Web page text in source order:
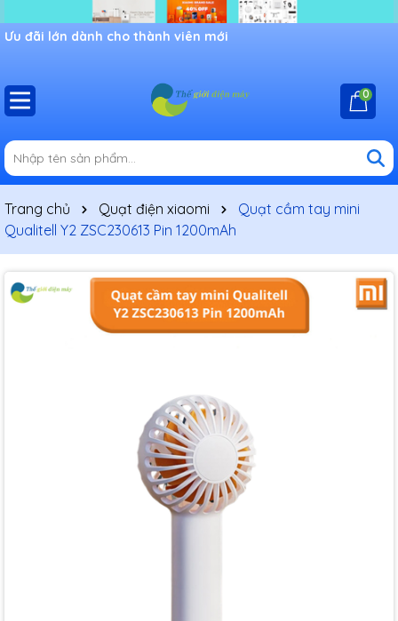
Ưu đãi lớn dành cho thành viên mới
0
Trang chủ Quạt điện xiaomi
Quạt cầm tay mini
Qualitell Y2 ZSC230613 Pin 1200mAh